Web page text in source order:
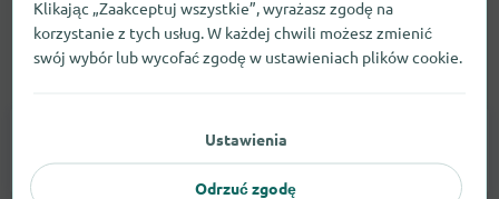
Aparaty Słuchowe
Klikając „Zaakceptuj wszystkie”, wyrażasz zgodę na
korzystanie z tych usług. W każdej chwili możesz zmienić
swój wybór lub wycofać zgodę w ustawieniach plików cookie.
Ustawienia
Odrzuć zgodę